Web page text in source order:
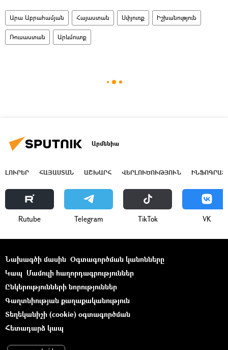
Արա Աբրահամյան Հայաստան Սփյուռք Իշխանություն
Ռուսաստան Արևմուտք
Արմենիա
ԼՈՒՐԵՐ ՀԱՅԱՍՏԱՆ ԱՇԽԱՐՀ ՎԵՐԼՈՒԾՈՒԹՅՈՒՆ
Rutube Telegram ТikТоk VK
Նախագծի մասին Օգտագործման կանոնները
Կապ Մամուլի հաղորդագրություններ
Ընկերությունների նորություններ
Գաղտնիության քաղաքականություն
Տեղեկանիշի (cookie) օգտագործման
Հետադարձ կապ